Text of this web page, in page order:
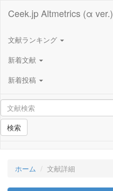
Ceek.jp Altmetrics (α ver.)
文献ランキング
新着文献
新着投稿
検索
ホーム 文献詳細